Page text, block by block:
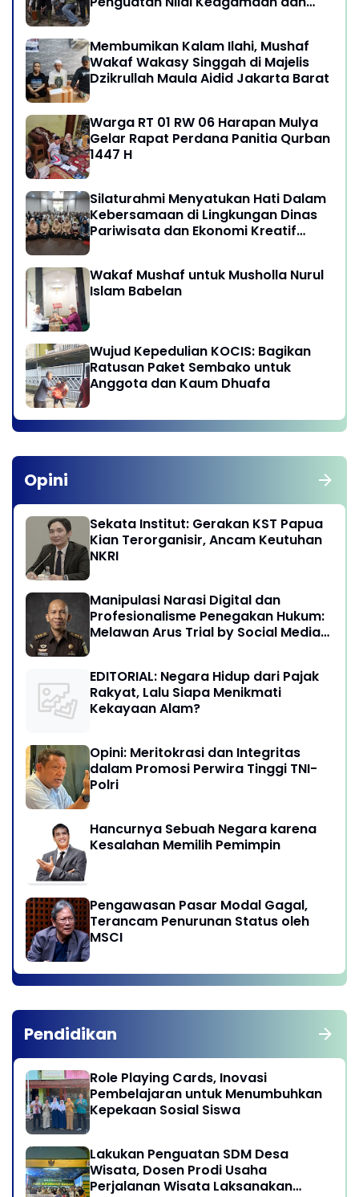
Membumikan Kalam Ilahi, Mushaf
Wakaf Wakasy Singgah di Majelis
Dzikrullah Maula Aidid Jakarta Barat
Warga RT 01 RW 06 Harapan Mulya
Gelar Rapat Perdana Panitia Qurban
1447 H
Silaturahmi Menyatukan Hati Dalam
Kebersamaan di Lingkungan Dinas
Pariwisata dan Ekonomi Kreatif
Wakaf Mushaf untuk Musholla Nurul
Islam Babelan
Wujud Kepedulian KOCIS: Bagikan
Ratusan Paket Sembako untuk
Anggota dan Kaum Dhuafa
Opini
Sekata Institut: Gerakan KST Papua
Kian Terorganisir, Ancam Keutuhan
NKRI
Manipulasi Narasi Digital dan
Profesionalisme Penegakan Hukum:
Melawan Arus Trial by Social Media
EDITORIAL: Negara Hidup dari Pajak
Rakyat, Lalu Siapa Menikmati
Kekayaan Alam?
Opini: Meritokrasi dan Integritas
dalam Promosi Perwira Tinggi TNI-
Polri
Hancurnya Sebuah Negara karena
Kesalahan Memilih Pemimpin
Pengawasan Pasar Modal Gagal,
Terancam Penurunan Status oleh
MSCI
Pendidikan
Role Playing Cards, Inovasi
Pembelajaran untuk Menumbuhkan
Kepekaan Sosial Siswa
Lakukan Penguatan SDM Desa
Wisata, Dosen Prodi Usaha
Perjalanan Wisata Laksanakan